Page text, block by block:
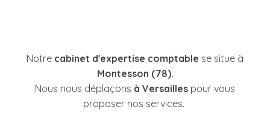
Notre cabinet d'expertise comptable se situe à
Montesson (78).
Nous nous déplaçons à Versailles pour vous
proposer nos services.